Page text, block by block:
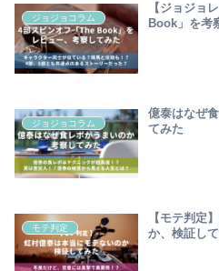
ジョジョコラム
【ジョジョ
Book」を考
ジョジョコラム
億泰はなぜ
てみた
モテ判定
【モテ判定
か、検証し